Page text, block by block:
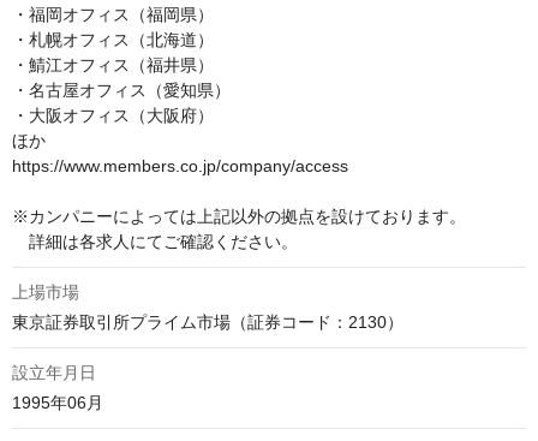
・福岡オフィス（福岡県）
・札幌オフィス（北海道）
・鯖江オフィス（福井県）
・名古屋オフィス（愛知県）
・大阪オフィス（大阪府）
ほか
https://www.members.co.jp/company/access
※カンパニーによっては上記以外の拠点を設けております。
詳細は各求人にてご確認ください。
上場市場
東京証券取引所プライム市場（証券コード：2130）
設立年月日
1995年06月